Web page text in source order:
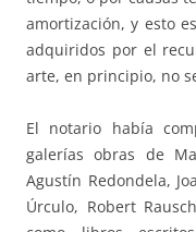
amortización, y esto
adquiridos por el
arte, en principio, no
El notario había
galerías obras de
Agustín Redondela,
Úrculo, Robert